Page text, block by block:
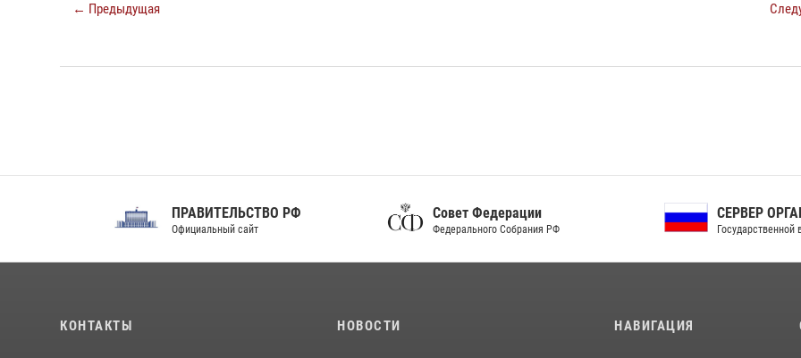
← Предыдущая
ПРАВИТЕЛЬСТВО РФ
Официальный сайт
Совет Федерации
Федерального Собрания РФ
СЕРВЕР ОРГАНОВ
Государственной власти РФ
КОНТАКТЫ НОВОСТИ НАВИГАЦИЯ